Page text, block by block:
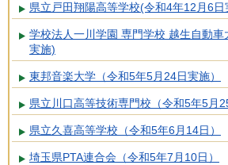
県立戸田翔陽高等学校(令和4年12月6日
学校法人一川学園 専門学校 越生自動
実施)
東邦音楽大学（令和5年5月24日実施）
県立川口高等技術専門校（令和5年5月
県立久喜高等学校（令和5年6月14日）
埼玉県PTA連合会（令和5年7月10日）